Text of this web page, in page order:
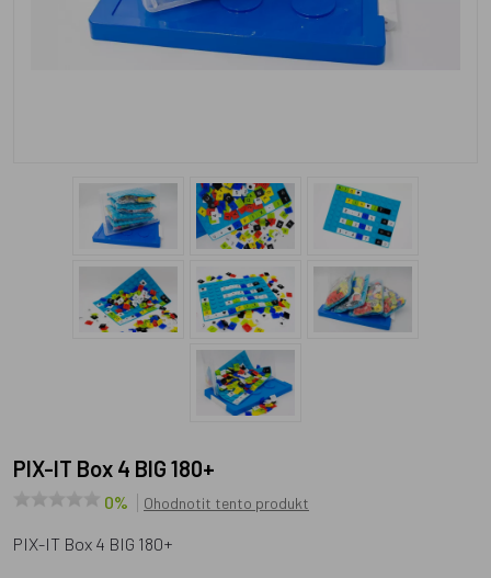
PIX-IT Box 4 BIG 180+
0% Ohodnotit tento produkt
PIX-IT Box 4 BIG 180+